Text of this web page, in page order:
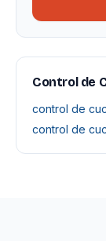
Control de
control de
control de